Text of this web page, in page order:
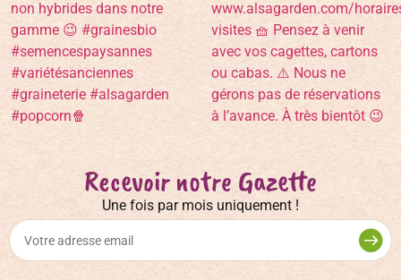
Recevoir notre Gazette
Une fois par mois uniquement !